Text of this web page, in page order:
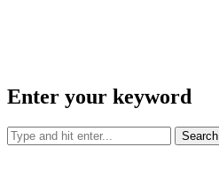
Enter your keyword
Search